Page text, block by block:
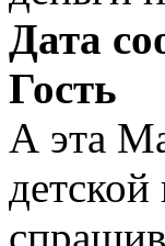
Дата
Гость
А эта